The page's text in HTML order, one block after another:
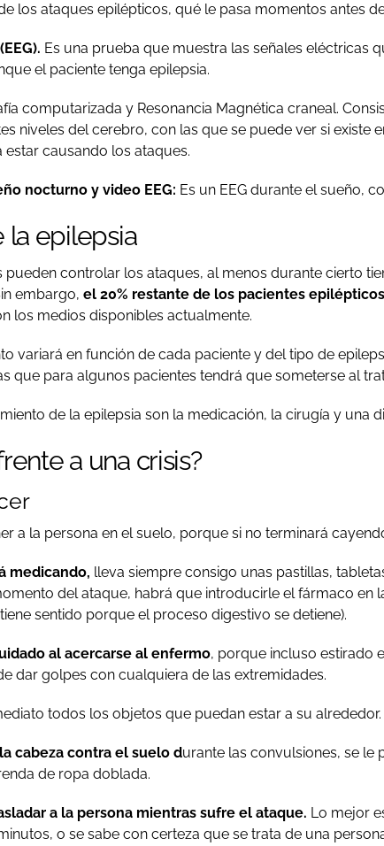
los ataques epilépticos, qué le pasa momentos antes
Es una prueba que muestra las señales eléctricas
el paciente tenga epilepsia.
computarizada y Resonancia Magnética craneal.
niveles del cerebro, con las que se puede ver si existe
causando los ataques.
nocturno y video EEG: Es un EEG durante el sueño,
la epilepsia
controlar los ataques, al menos durante cierto
embargo, el 20% restante de los pacientes
los medios disponibles actualmente.
variará en función de cada paciente y del tipo de
que para algunos pacientes tendrá que someterse al
de la epilepsia son la medicación, la cirugía y una
a una crisis?
a la persona en el suelo, porque si no terminará
medicando, lleva siempre consigo unas pastillas,
del ataque, habrá que introducirle el fármaco en
sentido porque el proceso digestivo se detiene).
al acercarse al enfermo, porque incluso estirado
dar golpes con cualquiera de las extremidades.
todos los objetos que puedan estar a su alrededor.
cabeza contra el suelo durante las convulsiones, se le
de ropa doblada.
a la persona mientras sufre el ataque. Lo mejor
o se sabe con certeza que se trata de una